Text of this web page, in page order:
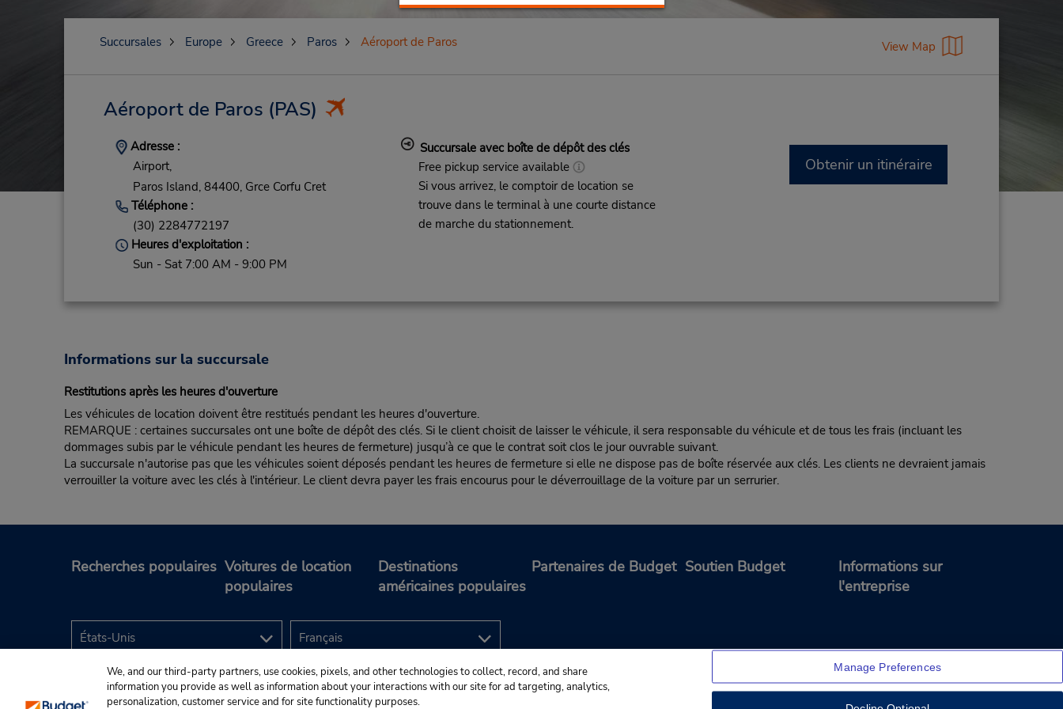
Succursales Europe Greece Paros Aéroport de Paros View Map
Aéroport de Paros (PAS)
Adresse :
Airport,
Paros Island, 84400, Grce Corfu Cret
Téléphone :
(30) 2284772197
Heures d'exploitation :
Sun - Sat 7:00 AM - 9:00 PM
Succursale avec boîte de dépôt des clés
Free pickup service available
Si vous arrivez, le comptoir de location se
trouve dans le terminal à une courte distance
de marche du stationnement.
Obtenir un itinéraire
Informations sur la succursale
Restitutions après les heures d'ouverture
Les véhicules de location doivent être restitués pendant les heures d'ouverture.
REMARQUE : certaines succursales ont une boîte de dépôt des clés. Si le client choisit de laisser le véhicule, il sera responsable du véhicule et de tous les frais (incluant les
dommages subis par le véhicule pendant les heures de fermeture) jusqu’à ce que le contrat soit clos le jour ouvrable suivant.
La succursale n'autorise pas que les véhicules soient déposés pendant les heures de fermeture si elle ne dispose pas de boîte réservée aux clés. Les clients ne devraient jamais
verrouiller la voiture avec les clés à l'intérieur. Le client devra payer les frais encourus pour le déverrouillage de la voiture par un serrurier.
Recherches populaires Voitures de location
populaires
Destinations
américaines populaires
Partenaires de Budget Soutien Budget
Informations sur
l'entreprise
We, and our third-party partners, use cookies, pixels, and other technologies to collect, record, and share
information you provide as well as information about your interactions with our site for ad targeting, analytics,
personalization, customer service and for site functionality purposes.
Manage Preferences